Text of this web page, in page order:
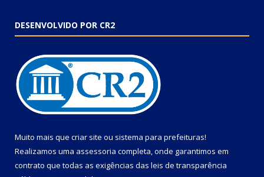
DESENVOLVIDO POR CR2
Muito mais que criar site ou sistema para prefeituras!
Realizamos uma assessoria completa, onde garantimos em
contrato que todas as exigências das leis de transparência